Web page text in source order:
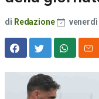
di Redazione venerdì